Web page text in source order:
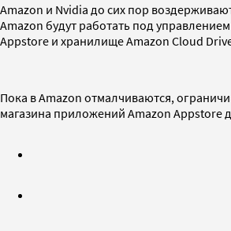
Amazon и Nvidia до сих пор
Amazon будут работать под
Appstore и хранилище Amazon Cloud
Пока в Amazon отмалчиваются,
магазина приложений Amazon Appstore